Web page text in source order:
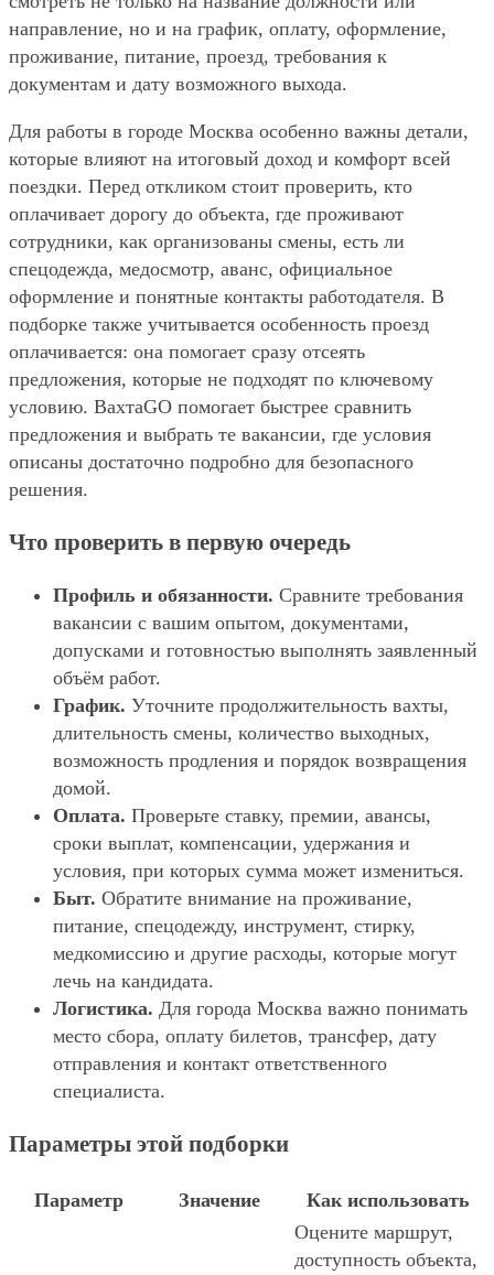
направление, но и на график, оплату, оформление,
проживание, питание, проезд, требования к
документам и дату возможного выхода.
Для работы в городе Москва особенно важны детали,
которые влияют на итоговый доход и комфорт всей
поездки. Перед откликом стоит проверить, кто
оплачивает дорогу до объекта, где проживают
сотрудники, как организованы смены, есть ли
спецодежда, медосмотр, аванс, официальное
оформление и понятные контакты работодателя. В
подборке также учитывается особенность проезд
оплачивается: она помогает сразу отсеять
предложения, которые не подходят по ключевому
условию. ВахтаGO помогает быстрее сравнить
предложения и выбрать те вакансии, где условия
описаны достаточно подробно для безопасного
решения.
Что проверить в первую очередь
Профиль и обязанности. Сравните требования
вакансии с вашим опытом, документами,
допусками и готовностью выполнять заявленный
объём работ.
График. Уточните продолжительность вахты,
длительность смены, количество выходных,
возможность продления и порядок возвращения
домой.
Оплата. Проверьте ставку, премии, авансы,
сроки выплат, компенсации, удержания и
условия, при которых сумма может измениться.
Быт. Обратите внимание на проживание,
питание, спецодежду, инструмент, стирку,
медкомиссию и другие расходы, которые могут
лечь на кандидата.
Логистика. Для города Москва важно понимать
место сбора, оплату билетов, трансфер, дату
отправления и контакт ответственного
специалиста.
Параметры этой подборки
Параметр Значение Как использовать
Оцените маршрут,
доступность объекта,